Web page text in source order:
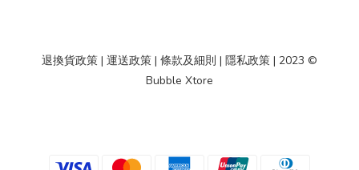
退換貨政策 | 運送政策 | 條款及細則 | 隱私政策 | 2023 ©
Bubble Xtore